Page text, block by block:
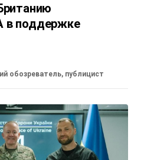
в поддержке
обозреватель, публицист